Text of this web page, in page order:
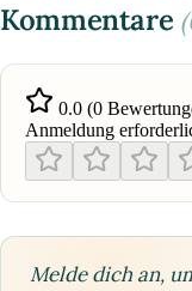
Kommentare
0.0 (0
Anmeldung
Melde dich an,